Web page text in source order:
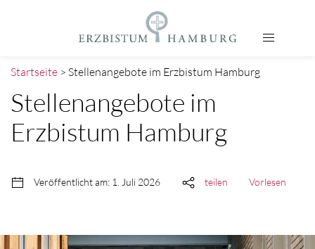
Startseite > Stellenangebote im Erzbistum Hamburg
Stellenangebote im
Erzbistum Hamburg
Veröffentlicht am: 1. Juli 2026 teilen Vorlesen